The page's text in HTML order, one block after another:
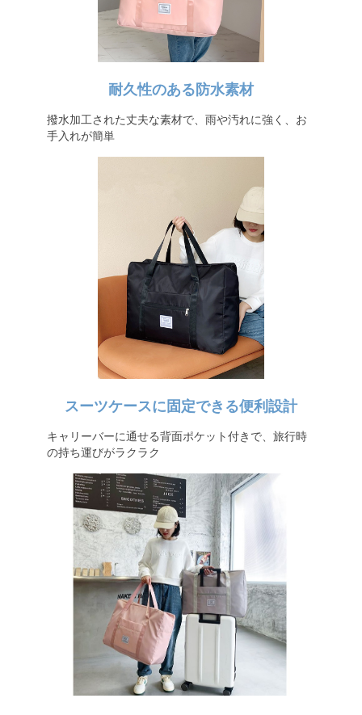
耐久性のある防水素材
撥水加工された丈夫な素材で、雨や汚れに強く、お
手入れが簡単
スーツケースに固定できる便利設計
キャリーバーに通せる背面ポケット付きで、旅行時
の持ち運びがラクラク